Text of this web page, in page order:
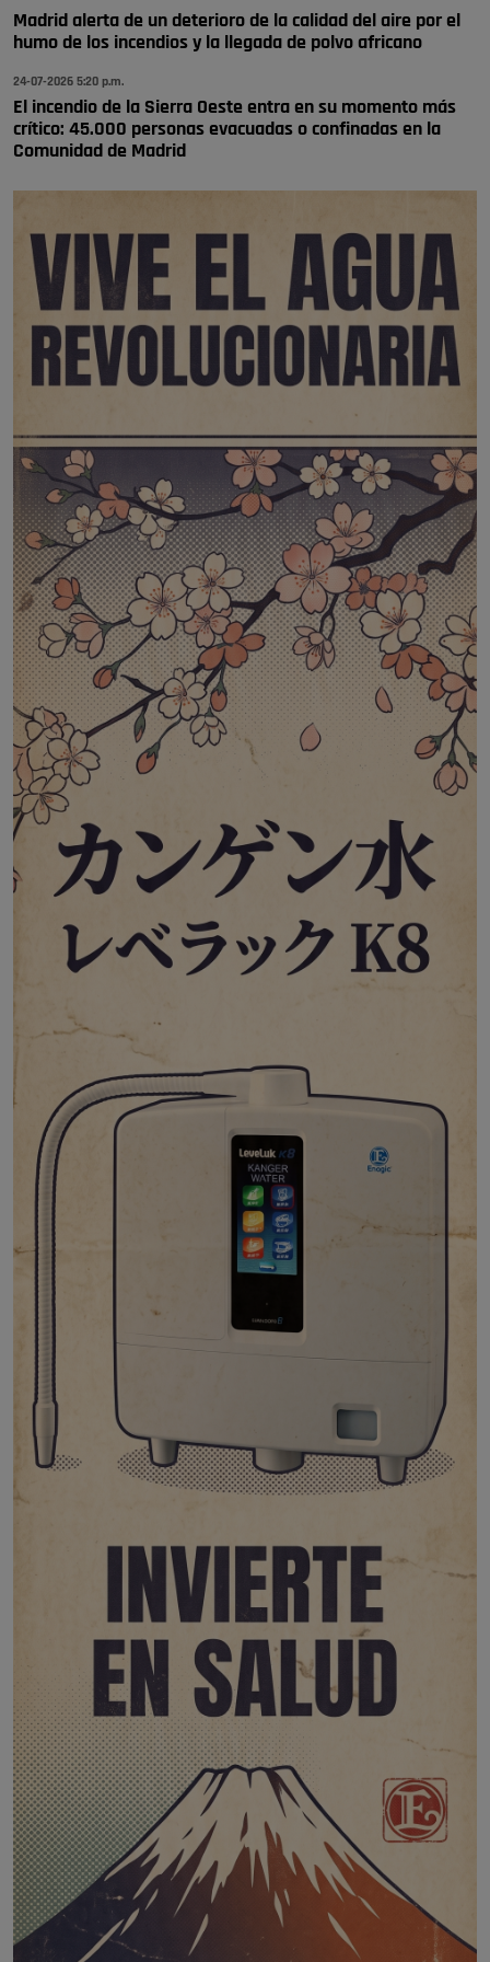
Madrid alerta de un deterioro de la calidad del aire por el
humo de los incendios y la llegada de polvo africano
24-07-2026 5:20 p.m.
El incendio de la Sierra Oeste entra en su momento más
crítico: 45.000 personas evacuadas o confinadas en la
Comunidad de Madrid